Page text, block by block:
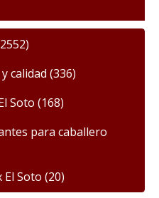
calidad (336)
Soto (168)
para caballero
El Soto (20)